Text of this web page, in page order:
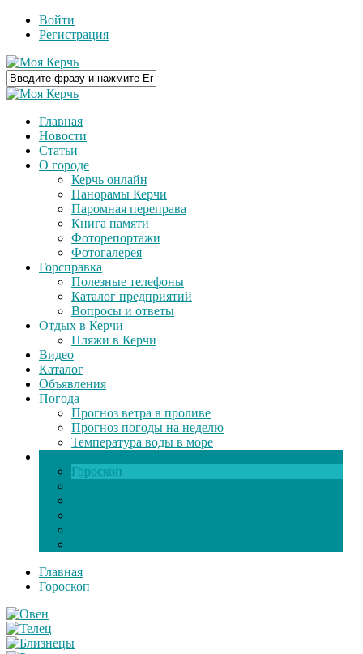
Войти
Регистрация
Главная
Новости
Статьи
О городе
Керчь онлайн
Панорамы Керчи
Паромная переправа
Книга памяти
Фоторепортажи
Фотогалерея
Горсправка
Полезные телефоны
Каталог предприятий
Вопросы и ответы
Отдых в Керчи
Пляжи в Керчи
Видео
Каталог
Объявления
Погода
Прогноз ветра в проливе
Прогноз погоды на неделю
Температура воды в море
Гороскоп
Главная
Гороскоп